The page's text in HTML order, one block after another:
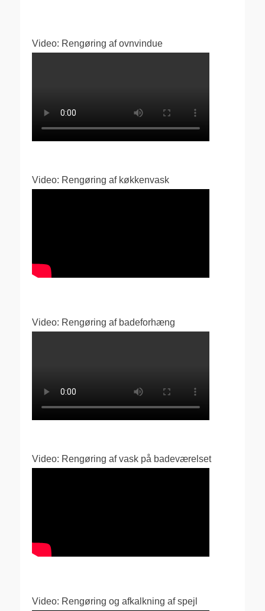
Video: Rengøring af ovnvindue
Video: Rengøring af køkkenvask
Video: Rengøring af badeforhæng
Video: Rengøring af vask på badeværelset
Video: Rengøring og afkalkning af spejl